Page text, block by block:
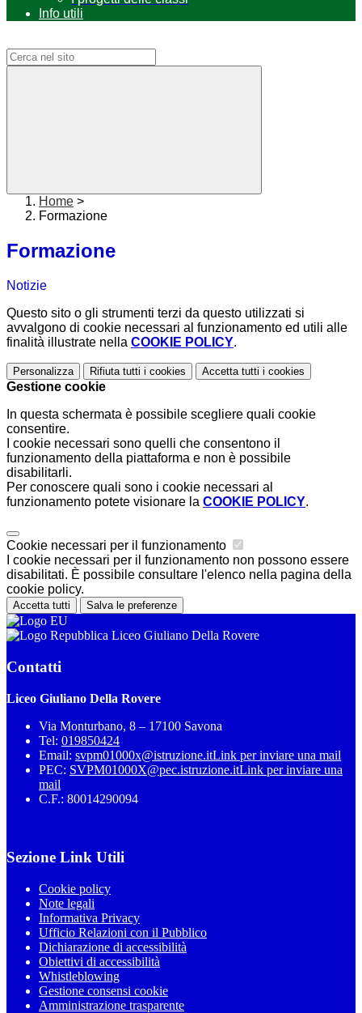
Info utili
Home >
Formazione
Formazione
Notizie
Questo sito o gli strumenti terzi da questo utilizzati si
avvalgono di cookie necessari al funzionamento ed utili alle
finalità illustrate nella COOKIE POLICY.
Personalizza Rifiuta tutti i cookies Accetta tutti i cookies
Gestione cookie
In questa schermata è possibile scegliere quali cookie
consentire.
I cookie necessari sono quelli che consentono il
funzionamento della piattaforma e non è possibile
disabilitarli.
Per conoscere quali sono i cookie necessari al
funzionamento potete visionare la COOKIE POLICY.
Cookie necessari per il funzionamento
I cookie necessari per il funzionamento non possono essere
disabilitati. È possibile consultare l'elenco nella pagina della
cookie policy.
Accetta tutti Salva le preferenze
Liceo Giuliano Della Rovere
Contatti
Liceo Giuliano Della Rovere
Via Monturbano, 8 – 17100 Savona
Tel: 019850424
Email: svpm01000x@istruzione.itLink per inviare una mail
PEC: SVPM01000X@pec.istruzione.itLink per inviare una
mail
C.F.: 80014290094
Sezione Link Utili
Cookie policy
Note legali
Informativa Privacy
Ufficio Relazioni con il Pubblico
Dichiarazione di accessibilità
Obiettivi di accessibilità
Whistleblowing
Gestione consensi cookie
Amministrazione trasparente